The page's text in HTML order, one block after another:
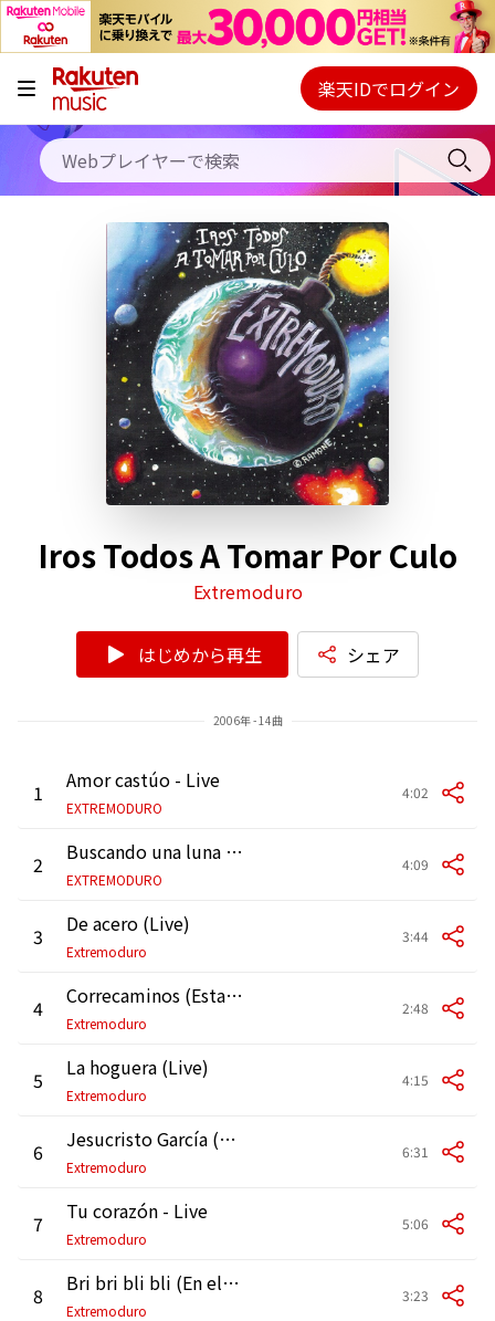
キャンペーン
料金プラン
使い方
初回30日間無料お試し
Webプレイヤー
ご契約内容の確認・変更
楽天IDでログイン
Iros Todos A Tomar Por Culo
Extremoduro
はじめから再生 シェア
2006年 - 14曲
1 Amor castúo - Live
EXTREMODURO
4:02
2 Buscando una luna (Live)
EXTREMODURO
4:09
3 De acero (Live)
Extremoduro
3:44
4 Correcaminos (Estate al loro) [Live]
Extremoduro
2:48
5 La hoguera (Live)
Extremoduro
4:15
6 Jesucristo García (Live)
Extremoduro
6:31
7 Tu corazón - Live
Extremoduro
5:06
8 Bri bri bli bli (En el más sucio rincón de mi negro corazón) [Live]
Extremoduro
3:23